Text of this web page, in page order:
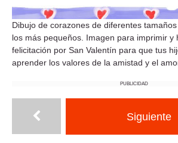
Dibujo de corazones de diferentes
los más pequeños. Imagen para imprimir y
felicitación por San Valentín para que tus
aprender los valores de la amistad y el
PUBLICIDAD
Siguiente